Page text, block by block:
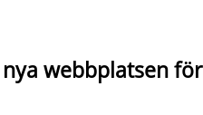
webbplatsen för